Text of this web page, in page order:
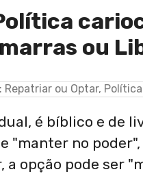
ou
é bíblico e de
"manter no
a opção pode ser